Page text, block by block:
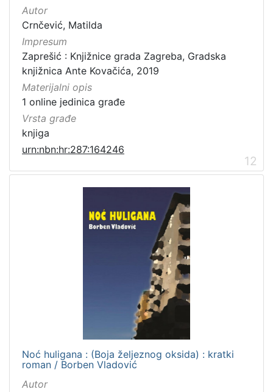
Autor
Crnčević, Matilda
Impresum
Zaprešić : Knjižnice grada Zagreba, Gradska
knjižnica Ante Kovačića, 2019
Materijalni opis
1 online jedinica građe
Vrsta građe
knjiga
urn:nbn:hr:287:164246
12
Noć huligana : (Boja željeznog oksida) : kratki
roman / Borben Vladović
Autor